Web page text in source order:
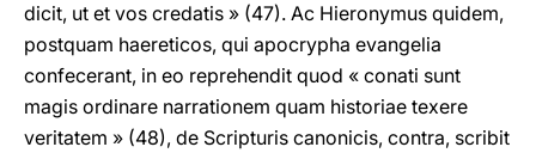
dicit, ut et vos credatis » (47). Ac Hieronymus quidem,
postquam haereticos, qui apocrypha evangelia
confecerant, in eo reprehendit quod « conati sunt
magis ordinare narrationem quam historiae texere
veritatem » (48), de Scripturis canonicis, contra, scribit